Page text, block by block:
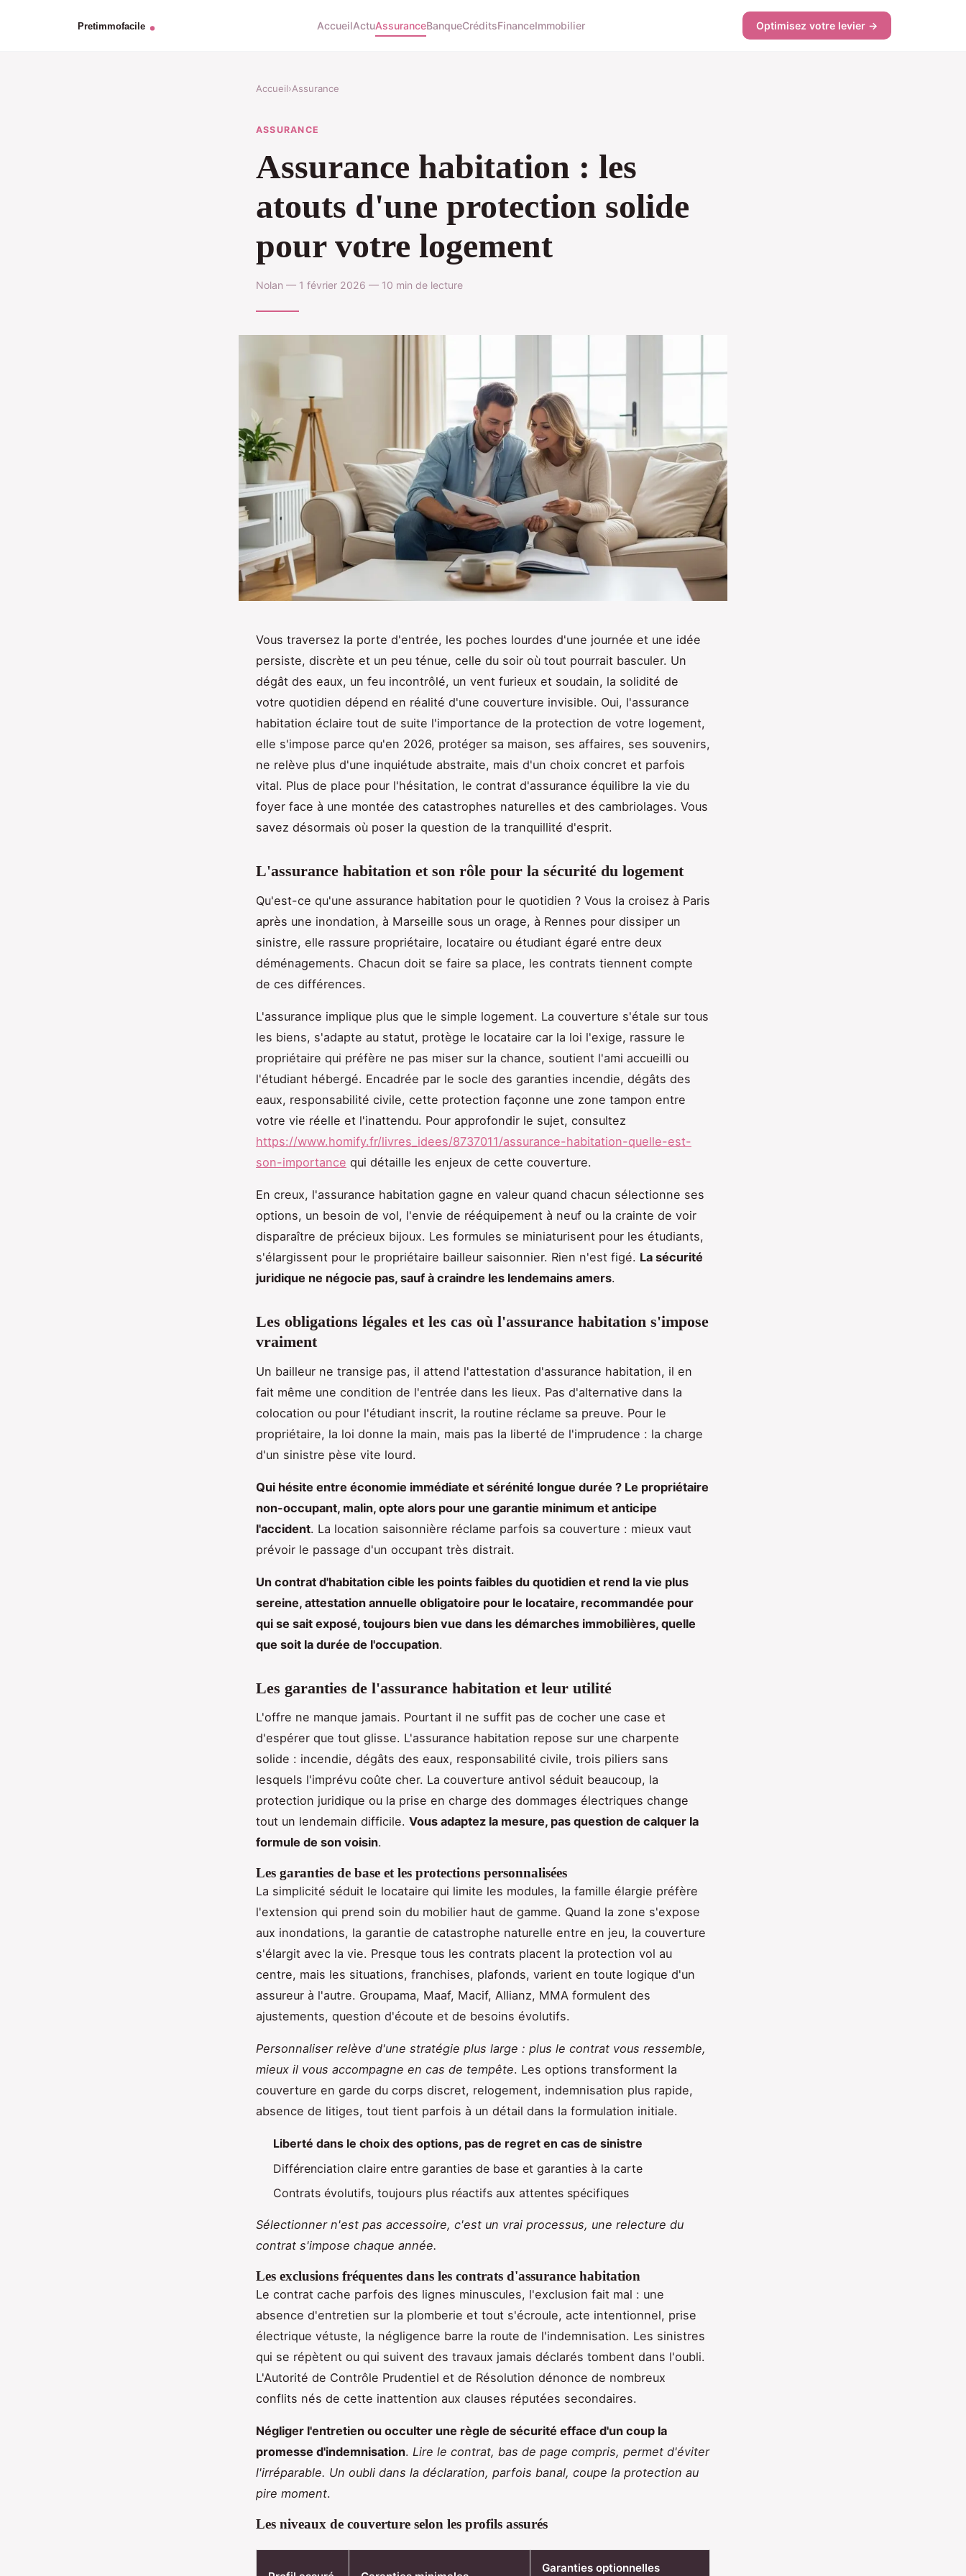
AccueilActuAssuranceBanqueCréditsFinanceImmobilier Optimisez votre levier →
Accueil›Assurance
ASSURANCE
Assurance habitation : les
atouts d'une protection solide
pour votre logement
Nolan — 1 février 2026 — 10 min de lecture
Vous traversez la porte d'entrée, les poches lourdes d'une journée et une idée
persiste, discrète et un peu ténue, celle du soir où tout pourrait basculer. Un
dégât des eaux, un feu incontrôlé, un vent furieux et soudain, la solidité de
votre quotidien dépend en réalité d'une couverture invisible. Oui, l'assurance
habitation éclaire tout de suite l'importance de la protection de votre logement,
elle s'impose parce qu'en 2026, protéger sa maison, ses affaires, ses souvenirs,
ne relève plus d'une inquiétude abstraite, mais d'un choix concret et parfois
vital. Plus de place pour l'hésitation, le contrat d'assurance équilibre la vie du
foyer face à une montée des catastrophes naturelles et des cambriolages. Vous
savez désormais où poser la question de la tranquillité d'esprit.
L'assurance habitation et son rôle pour la sécurité du logement
Qu'est-ce qu'une assurance habitation pour le quotidien ? Vous la croisez à Paris
après une inondation, à Marseille sous un orage, à Rennes pour dissiper un
sinistre, elle rassure propriétaire, locataire ou étudiant égaré entre deux
déménagements. Chacun doit se faire sa place, les contrats tiennent compte
de ces différences.
L'assurance implique plus que le simple logement. La couverture s'étale sur tous
les biens, s'adapte au statut, protège le locataire car la loi l'exige, rassure le
propriétaire qui préfère ne pas miser sur la chance, soutient l'ami accueilli ou
l'étudiant hébergé. Encadrée par le socle des garanties incendie, dégâts des
eaux, responsabilité civile, cette protection façonne une zone tampon entre
votre vie réelle et l'inattendu. Pour approfondir le sujet, consultez
https://www.homify.fr/livres_idees/8737011/assurance-habitation-quelle-est-
son-importance qui détaille les enjeux de cette couverture.
En creux, l'assurance habitation gagne en valeur quand chacun sélectionne ses
options, un besoin de vol, l'envie de rééquipement à neuf ou la crainte de voir
disparaître de précieux bijoux. Les formules se miniaturisent pour les étudiants,
s'élargissent pour le propriétaire bailleur saisonnier. Rien n'est figé. La sécurité
juridique ne négocie pas, sauf à craindre les lendemains amers.
Les obligations légales et les cas où l'assurance habitation s'impose
vraiment
Un bailleur ne transige pas, il attend l'attestation d'assurance habitation, il en
fait même une condition de l'entrée dans les lieux. Pas d'alternative dans la
colocation ou pour l'étudiant inscrit, la routine réclame sa preuve. Pour le
propriétaire, la loi donne la main, mais pas la liberté de l'imprudence : la charge
d'un sinistre pèse vite lourd.
Qui hésite entre économie immédiate et sérénité longue durée ? Le propriétaire
non-occupant, malin, opte alors pour une garantie minimum et anticipe
l'accident. La location saisonnière réclame parfois sa couverture : mieux vaut
prévoir le passage d'un occupant très distrait.
Un contrat d'habitation cible les points faibles du quotidien et rend la vie plus
sereine, attestation annuelle obligatoire pour le locataire, recommandée pour
qui se sait exposé, toujours bien vue dans les démarches immobilières, quelle
que soit la durée de l'occupation.
Les garanties de l'assurance habitation et leur utilité
L'offre ne manque jamais. Pourtant il ne suffit pas de cocher une case et
d'espérer que tout glisse. L'assurance habitation repose sur une charpente
solide : incendie, dégâts des eaux, responsabilité civile, trois piliers sans
lesquels l'imprévu coûte cher. La couverture antivol séduit beaucoup, la
protection juridique ou la prise en charge des dommages électriques change
tout un lendemain difficile. Vous adaptez la mesure, pas question de calquer la
formule de son voisin.
Les garanties de base et les protections personnalisées
La simplicité séduit le locataire qui limite les modules, la famille élargie préfère
l'extension qui prend soin du mobilier haut de gamme. Quand la zone s'expose
aux inondations, la garantie de catastrophe naturelle entre en jeu, la couverture
s'élargit avec la vie. Presque tous les contrats placent la protection vol au
centre, mais les situations, franchises, plafonds, varient en toute logique d'un
assureur à l'autre. Groupama, Maaf, Macif, Allianz, MMA formulent des
ajustements, question d'écoute et de besoins évolutifs.
Personnaliser relève d'une stratégie plus large : plus le contrat vous ressemble,
mieux il vous accompagne en cas de tempête. Les options transforment la
couverture en garde du corps discret, relogement, indemnisation plus rapide,
absence de litiges, tout tient parfois à un détail dans la formulation initiale.
Liberté dans le choix des options, pas de regret en cas de sinistre
Différenciation claire entre garanties de base et garanties à la carte
Contrats évolutifs, toujours plus réactifs aux attentes spécifiques
Sélectionner n'est pas accessoire, c'est un vrai processus, une relecture du
contrat s'impose chaque année.
Les exclusions fréquentes dans les contrats d'assurance habitation
Le contrat cache parfois des lignes minuscules, l'exclusion fait mal : une
absence d'entretien sur la plomberie et tout s'écroule, acte intentionnel, prise
électrique vétuste, la négligence barre la route de l'indemnisation. Les sinistres
qui se répètent ou qui suivent des travaux jamais déclarés tombent dans l'oubli.
L'Autorité de Contrôle Prudentiel et de Résolution dénonce de nombreux
conflits nés de cette inattention aux clauses réputées secondaires.
Négliger l'entretien ou occulter une règle de sécurité efface d'un coup la
promesse d'indemnisation. Lire le contrat, bas de page compris, permet d'éviter
l'irréparable. Un oubli dans la déclaration, parfois banal, coupe la protection au
pire moment.
Les niveaux de couverture selon les profils assurés
Garanties optionnelles